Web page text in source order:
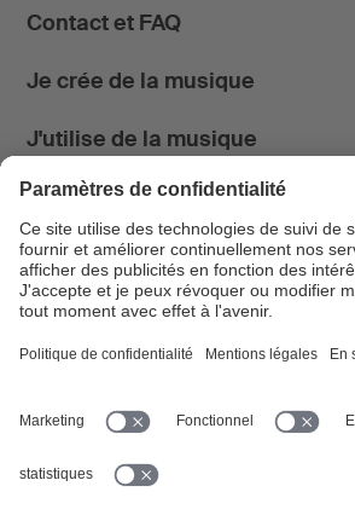
Contact et FAQ
Je crée de la musique
J'utilise de la musique
News & Agenda
FONDATION SUISA ↗
FacebookInstagram YouTube
Blog